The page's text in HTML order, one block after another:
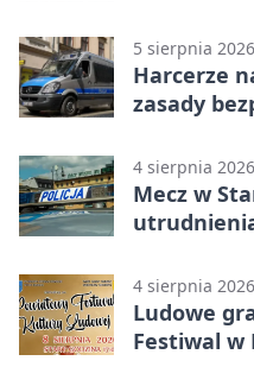
5 sierpnia 2026
Harcerze
zasady
4 sierpnia 2026
Mecz w
4 sierpnia 2026
Ludowe
Festiwal w